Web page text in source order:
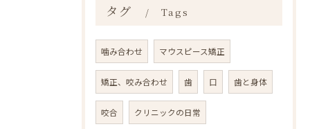
タグ Tags
噛み合わせ マウスピース矯正
矯正、咬み合わせ 歯 口 歯と身体
咬合 クリニックの日常